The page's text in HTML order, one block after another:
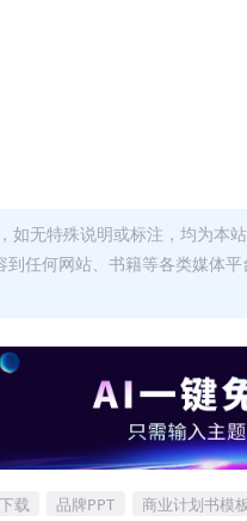
如无特殊说明或标注，均为本
到任何网站、书籍等各类媒体
载 品牌PPT 商业计划书模